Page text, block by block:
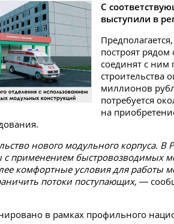
С
выступили в
построят
соединят с ним
строительства
миллионов
потребуется
на
нового модульного корпуса. В
с применением быстровозводимых
комфортные условия для работы
потоки поступающих, —
в рамках профильного